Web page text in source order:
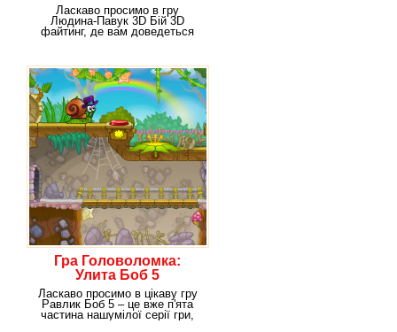
Ласкаво просимо в гру
Людина-Павук 3D Бій 3D
файтинг, де вам доведеться
Гра Головоломка:
Улита Боб 5
Ласкаво просимо в цікаву гру
Равлик Боб 5 – це вже п'ята
частина нашумілої серії гри,